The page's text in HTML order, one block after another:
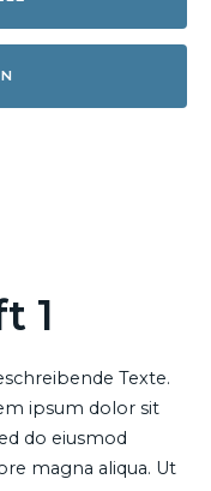
1
Texte.
ipsum dolor sit
do eiusmod
magna aliqua. Ut